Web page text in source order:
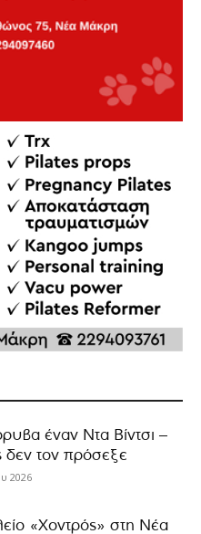
έναν Ντα Βίντσι –
δεν τον πρόσεξε
2026
«Χοντρός» στη Νέα